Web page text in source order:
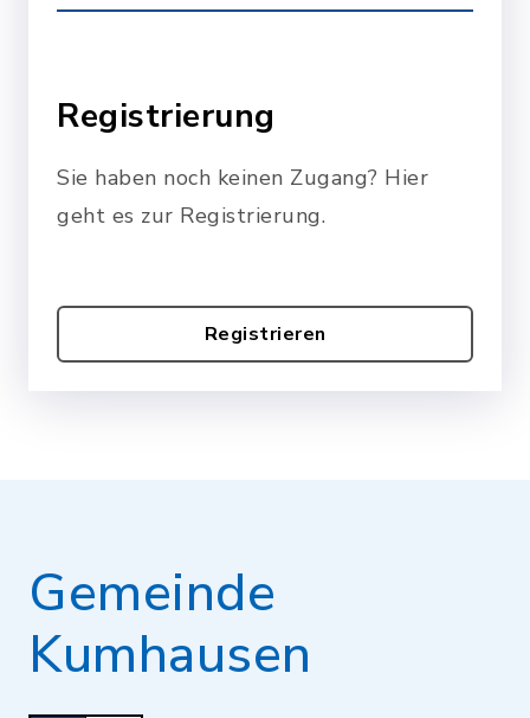
Registrierung
Sie haben noch keinen Zugang? Hier
geht es zur Registrierung.
Registrieren
Gemeinde
Kumhausen